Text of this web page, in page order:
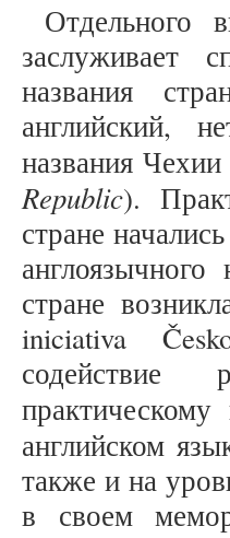
Отдельного
заслуживает
названия
английский,
названия
Republic).
стране
стране
iniciativa
содействие
английском
также и на
в своем